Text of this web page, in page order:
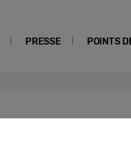
PRESSE POINTS